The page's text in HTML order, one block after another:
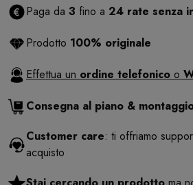
Paga da 3 fino a 24 rate senza
Prodotto 100% originale
Effettua un ordine telefonico o
Consegna al piano &
Customer care: ti offriamo
acquisto